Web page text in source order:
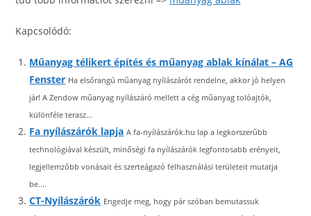
Kapcsolódó:
Műanyag télikert építés és műanyag ablak kínálat – AG
Fenster Ha elsőrangú műanyag nyílászárót rendelne, akkor jó helyen
jár! A Zendow műanyag nyílászáró mellett a cég műanyag tolóajtók,
különféle terasz...
Fa nyílászárók lapja A fa-nyílászárók.hu lap a legkorszerűbb
technológiával készült, minőségi fa nyílászárók legfontosabb erényeit,
legjellemzőbb vonásait és szerteágazó felhasználási területeit mutatja
be....
CT-Nyílászárók Engedje meg, hogy pár szóban bemutassuk